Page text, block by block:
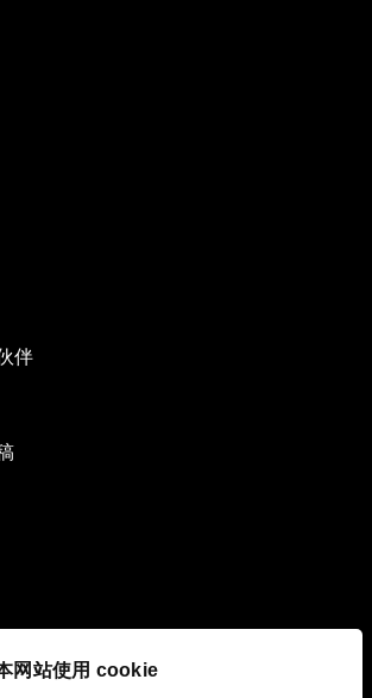
网站使用 cookie
伴